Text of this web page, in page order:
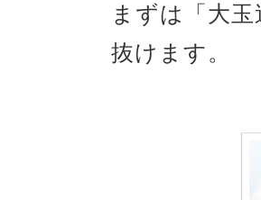
まずは「大
抜けます。